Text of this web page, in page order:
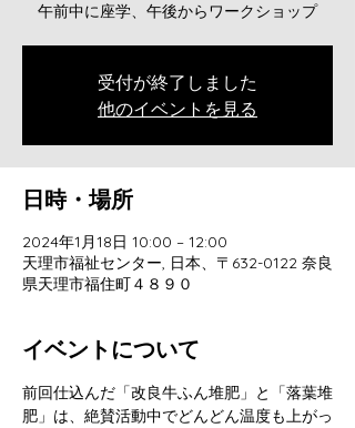
午前中に座学、午後からワークショップ
受付が終了しました
他のイベントを見る
日時・場所
2024年1月18日 10:00 – 12:00
天理市福祉センター, 日本、〒632-0122 奈良
県天理市福住町４８９０
イベントについて
前回仕込んだ「改良牛ふん堆肥」と「落葉堆
肥」は、絶賛活動中でどんどん温度も上がっ